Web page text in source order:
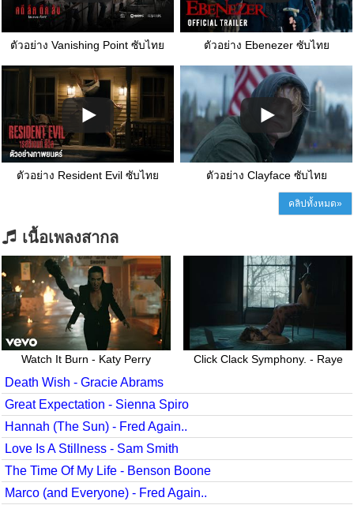
ตัวอย่าง Vanishing Point ซับไทย ตัวอย่าง Ebenezer ซับไทย
ตัวอย่าง Resident Evil ซับไทย ตัวอย่าง Clayface ซับไทย
คลิปทั้งหมด»
เนื้อเพลงสากล
Watch It Burn - Katy Perry Click Clack Symphony. - Raye
Death Wish - Gracie Abrams
Great Expectation - Sienna Spiro
Hannah (The Sun) - Fred Again..
Love Is A Stillness - Sam Smith
The Time Of My Life - Benson Boone
Marco (and Everyone) - Fred Again..